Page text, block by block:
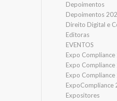
Depoimentos
Depoimentos
Direito Digital e
Editoras
EVENTOS
Expo
Expo
Expo
ExpoCompliance
Expositores